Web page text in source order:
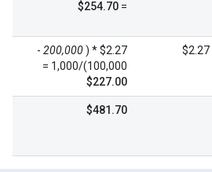
=
$254.70
$2.27
$2.27 * (
200,000
-
100,000)/1,000 =
$227.00
$481.70